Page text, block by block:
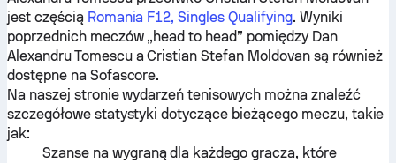
jest częścią Romania F12, Singles Qualifying. Wyniki
poprzednich meczów „head to head” pomiędzy Dan
Alexandru TomescuaCristian Stefan Moldovansą również
dostępne na Sofascore.
Na naszej stronie wydarzeń tenisowych można znaleźć
szczegółowe statystyki dotyczące bieżącego meczu, takie
jak:
Szanse na wygraną dla każdego gracza, które